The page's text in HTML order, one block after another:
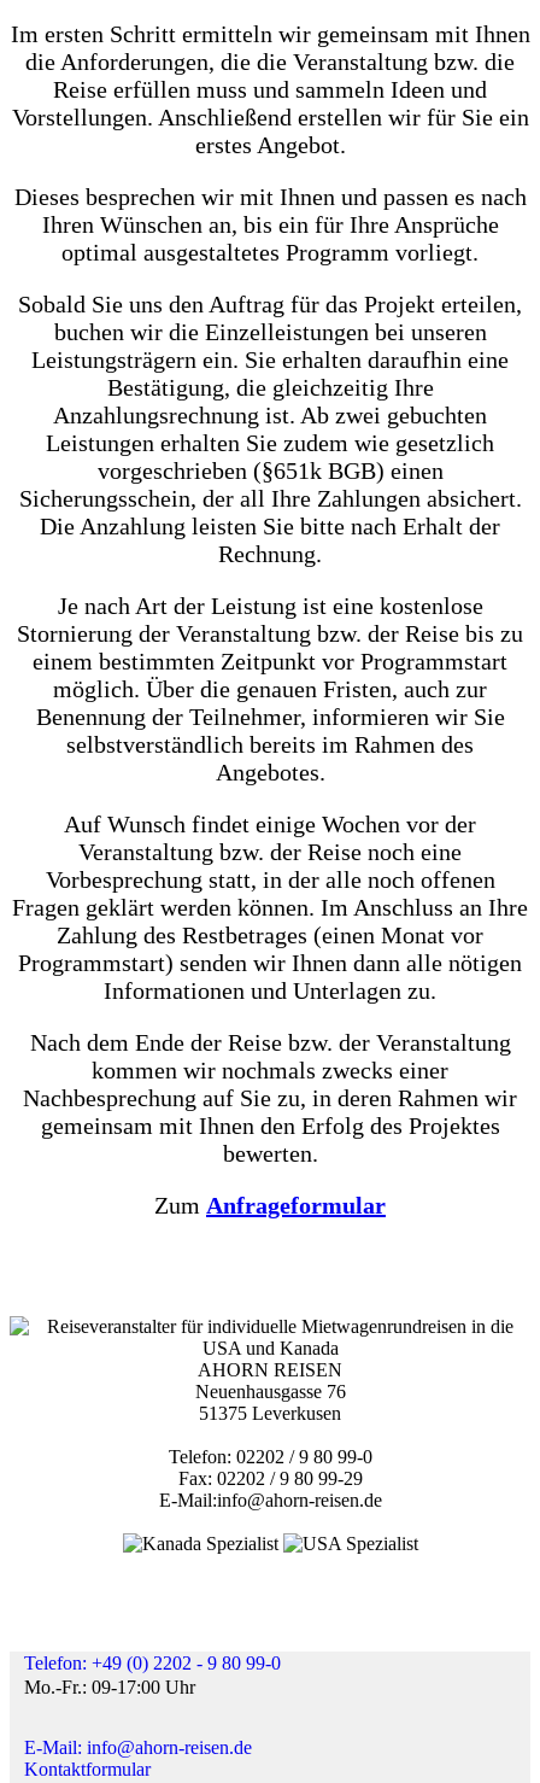
Im ersten Schritt ermitteln wir gemeinsam mit Ihnen
die Anforderungen, die die Veranstaltung bzw. die
Reise erfüllen muss und sammeln Ideen und
Vorstellungen. Anschließend erstellen wir für Sie ein
erstes Angebot.
Dieses besprechen wir mit Ihnen und passen es nach
Ihren Wünschen an, bis ein für Ihre Ansprüche
optimal ausgestaltetes Programm vorliegt.
Sobald Sie uns den Auftrag für das Projekt erteilen,
buchen wir die Einzelleistungen bei unseren
Leistungsträgern ein. Sie erhalten daraufhin eine
Bestätigung, die gleichzeitig Ihre
Anzahlungsrechnung ist. Ab zwei gebuchten
Leistungen erhalten Sie zudem wie gesetzlich
vorgeschrieben (§651k BGB) einen
Sicherungsschein, der all Ihre Zahlungen absichert.
Die Anzahlung leisten Sie bitte nach Erhalt der
Rechnung.
Je nach Art der Leistung ist eine kostenlose
Stornierung der Veranstaltung bzw. der Reise bis zu
einem bestimmten Zeitpunkt vor Programmstart
möglich. Über die genauen Fristen, auch zur
Benennung der Teilnehmer, informieren wir Sie
selbstverständlich bereits im Rahmen des
Angebotes.
Auf Wunsch findet einige Wochen vor der
Veranstaltung bzw. der Reise noch eine
Vorbesprechung statt, in der alle noch offenen
Fragen geklärt werden können. Im Anschluss an Ihre
Zahlung des Restbetrages (einen Monat vor
Programmstart) senden wir Ihnen dann alle nötigen
Informationen und Unterlagen zu.
Nach dem Ende der Reise bzw. der Veranstaltung
kommen wir nochmals zwecks einer
Nachbesprechung auf Sie zu, in deren Rahmen wir
gemeinsam mit Ihnen den Erfolg des Projektes
bewerten.
Zum Anfrageformular
AHORN REISEN
Neuenhausgasse 76
51375 Leverkusen
Telefon: 02202 / 9 80 99-0
Fax: 02202 / 9 80 99-29
E-Mail:info@ahorn-reisen.de
Telefon: +49 (0) 2202 - 9 80 99-0
Mo.-Fr.: 09-17:00 Uhr
E-Mail: info@ahorn-reisen.de
Kontaktformular